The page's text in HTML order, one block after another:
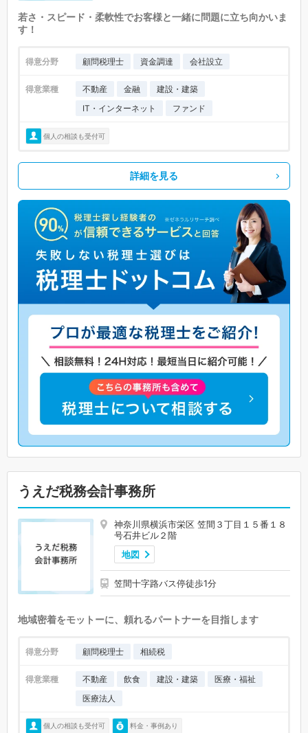
若さ・スピード・柔軟性でお客様と一緒に問題に立ち向かいま
す！
得意分野 顧問税理士 資金調達 会社設立
得意業種 不動産 金融
建設・建築
IT・インターネット
ファンド
個人の相談も受付可
詳細を見る
うえだ税務会計事務所
神奈川県横浜市栄区 笠間３丁目１５番１８
号石井ビル２階
地図
笠間十字路バス停徒歩1分
地域密着をモットーに、頼れるパートナーを目指します
得意分野 顧問税理士 相続税
得意業種 不動産 飲食 建設・建築
医療・福祉
医療法人
個人の相談も受付可 料金・事例あり